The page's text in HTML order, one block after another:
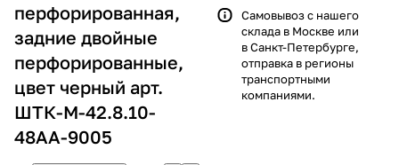
перфорированная,
задние двойные
перфорированные,
цвет черный арт.
ШТК-М-42.8.10-
48АА-9005
Самовывоз с нашего
склада в Москве или
в Санкт-Петербурге,
отправка в регионы
транспортными
компаниями.